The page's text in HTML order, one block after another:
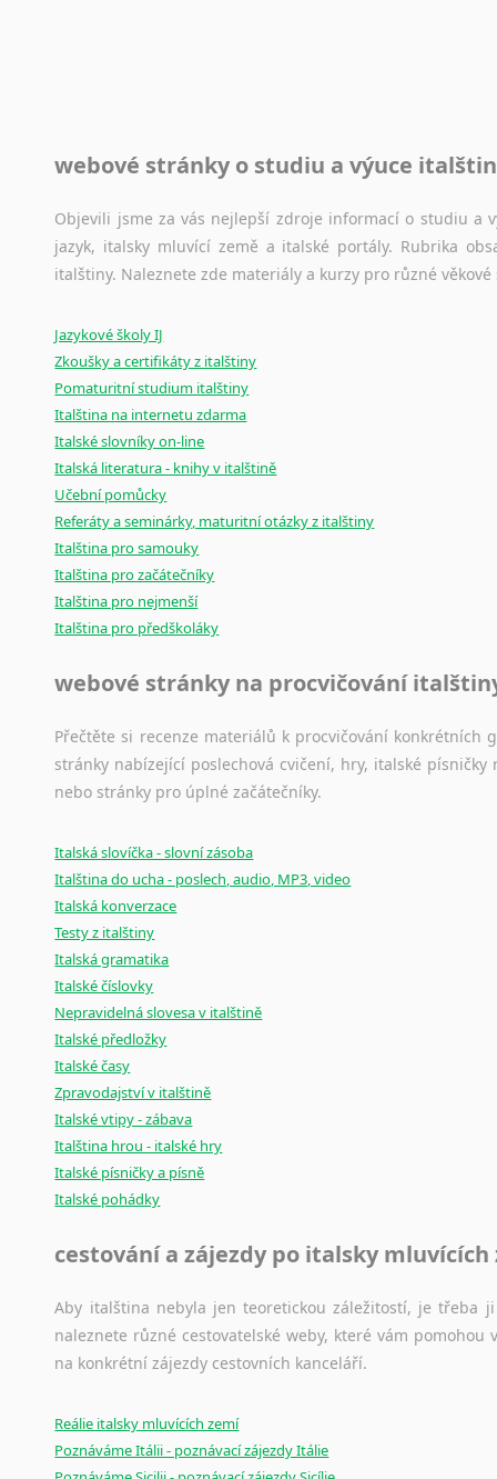
Jazykový korpus je elektronický soubor autentických
původního zdroje textu.
Ostatní pomůcky pro překladatele
poradny a pravidla
webové stránky o studiu a výuce
Objevili jsme za vás nejlepší zdroje informací o studiu a
jazyk, italsky mluvící země a italské portály. Rubrika
italštiny. Naleznete zde materiály a kurzy pro různé věkové
Jazykové školy IJ
Zkoušky a certifikáty z italštiny
Pomaturitní studium italštiny
Italština na internetu zdarma
Italské slovníky on-line
Italská literatura - knihy v italštině
Učební pomůcky
Referáty a seminárky, maturitní otázky z italštiny
Italština pro samouky
Italština pro začátečníky
Italština pro nejmenší
Italština pro předškoláky
webové stránky na procvičování
Přečtěte si recenze materiálů k procvičování
stránky nabízející poslechová cvičení, hry, italské
nebo stránky pro úplné začátečníky.
Italská slovíčka - slovní zásoba
Italština do ucha - poslech, audio, MP3, video
Italská konverzace
Testy z italštiny
Italská gramatika
Italské číslovky
Nepravidelná slovesa v italštině
Italské předložky
Italské časy
Zpravodajství v italštině
Italské vtipy - zábava
Italština hrou - italské hry
Italské písničky a písně
Italské pohádky
cestování a zájezdy po italsky mluvících
Aby italština nebyla jen teoretickou záležitostí, je třeba
naleznete různé cestovatelské weby, které vám
na konkrétní zájezdy cestovních kanceláří.
Reálie italsky mluvících zemí
Poznáváme Itálii - poznávací zájezdy Itálie